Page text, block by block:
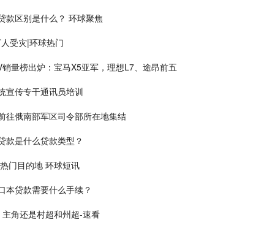
款区别是什么？ 环球聚焦
受灾|环球热门
量榜出炉：宝马X5亚军，理想L7、途昂前五
宣传专干通讯员培训
往俄南部军区司令部所在地集结
款是什么贷款类型？
门目的地 环球短讯
本贷款需要什么手续？
角还是村超和州超-速看